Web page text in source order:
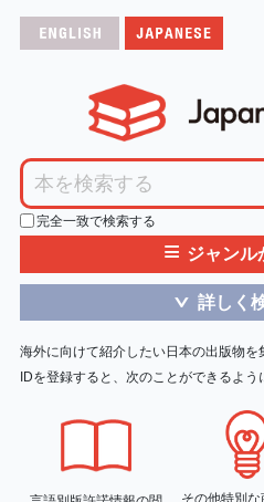
完全一致で検索する
≡ ジャンル
＞ 詳しく
海外に向けて紹介したい日本の出版物を
IDを登録すると、次のことができるよう
その他特別な